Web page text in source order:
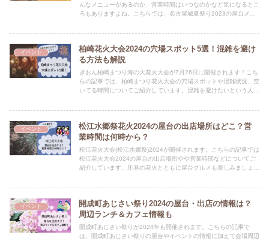
んなメニューがあるのか、営業時間はいつなのかなど気になるとこ
ろもありますよね。こちらでは、名古屋城夏祭り2023の屋台メニ
イベント
柏崎花火大会2024の穴場スポット5選！混雑を避け
る方法も解説
ぎおん柏崎まつり海の大花火大会が7月26日に開催されます！こち
らの記事では、柏崎まつり花火大会の穴場スポットや混雑状況、空
いてる時間についてご紹介しています。混雑を避けたいという人は
イベント
松江水郷祭花火2024の屋台の出店場所はどこ？営
業時間は何時から？
松江花火大会(松江水郷祭)2024が開催されます。こちらの記事では
松江花火大会2024の屋台の出店場所やや営業時間などについてご
紹介しています。圧巻の花火とともに屋台グルメも楽しみましょう
イベント
開成町あじさい祭り2024の屋台・出店の情報は？
周辺ランチ＆カフェ情報も
開成町あじさい祭りが2024年も開催されます。こちらの記事で
は、開成町あじさい祭りの屋台やイベントの情報に加えて会場周辺